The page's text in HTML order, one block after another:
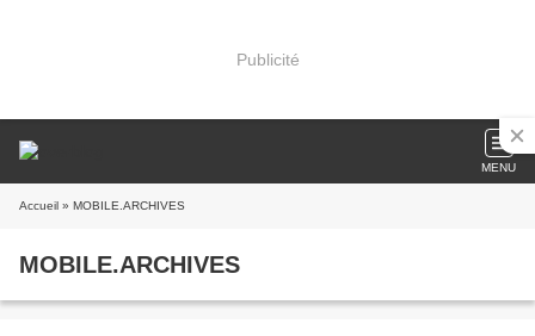
Publicité
MENU
Accueil » MOBILE.ARCHIVES
MOBILE.ARCHIVES